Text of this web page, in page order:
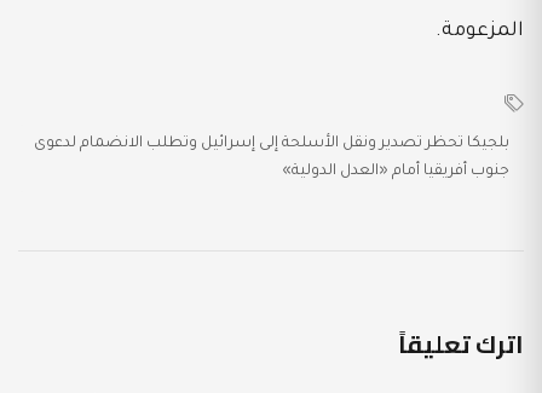
المزعومة.
بلجيكا تحظر تصدير ونقل الأسلحة إلى إسرائيل وتطلب الانضمام لدعوى
جنوب أفريقيا أمام «العدل الدولية»
اترك تعليقاً